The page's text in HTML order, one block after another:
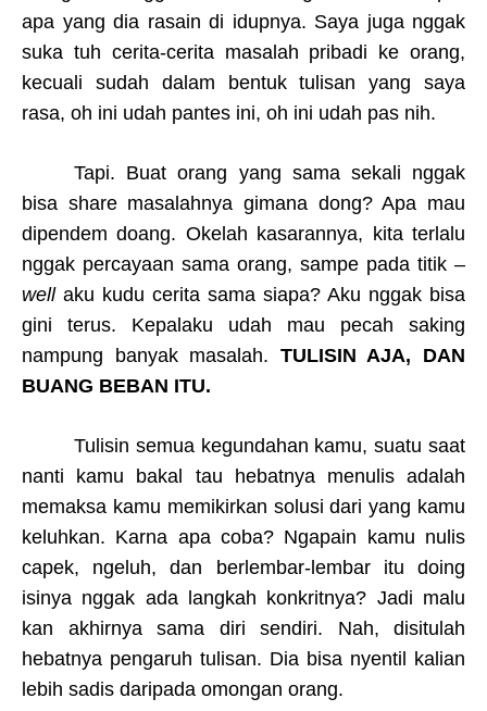
apa yang dia rasain di idupnya. Saya juga nggak
suka tuh cerita-cerita masalah pribadi ke orang,
kecuali sudah dalam bentuk tulisan yang saya
rasa, oh ini udah pantes ini, oh ini udah pas nih.
Tapi. Buat orang yang sama sekali nggak
bisa share masalahnya gimana dong? Apa mau
dipendem doang. Okelah kasarannya, kita terlalu
nggak percayaan sama orang, sampe pada titik –
wellaku kudu cerita sama siapa? Aku nggak bisa
gini terus. Kepalaku udah mau pecah saking
nampung banyak masalah. TULISIN AJA, DAN
BUANG BEBAN ITU.
Tulisin semua kegundahan kamu, suatu saat
nanti kamu bakal tau hebatnya menulis adalah
memaksa kamu memikirkan solusi dari yang kamu
keluhkan. Karna apa coba? Ngapain kamu nulis
capek, ngeluh, dan berlembar-lembar itu doing
isinya nggak ada langkah konkritnya? Jadi malu
kan akhirnya sama diri sendiri. Nah, disitulah
hebatnya pengaruh tulisan. Dia bisa nyentil kalian
lebih sadis daripada omongan orang.